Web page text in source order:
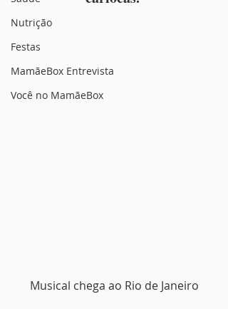
Nutrição
Festas
MamãeBox Entrevista
Você no MamãeBox
Musical chega ao Rio de Janeiro